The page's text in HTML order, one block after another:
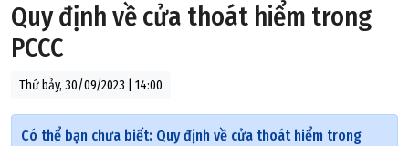
Quy định về cửa thoát hiểm trong
PCCC
Thứ bảy, 30/09/2023 | 14:00
Có thể bạn chưa biết: Quy định về cửa thoát hiểm trong